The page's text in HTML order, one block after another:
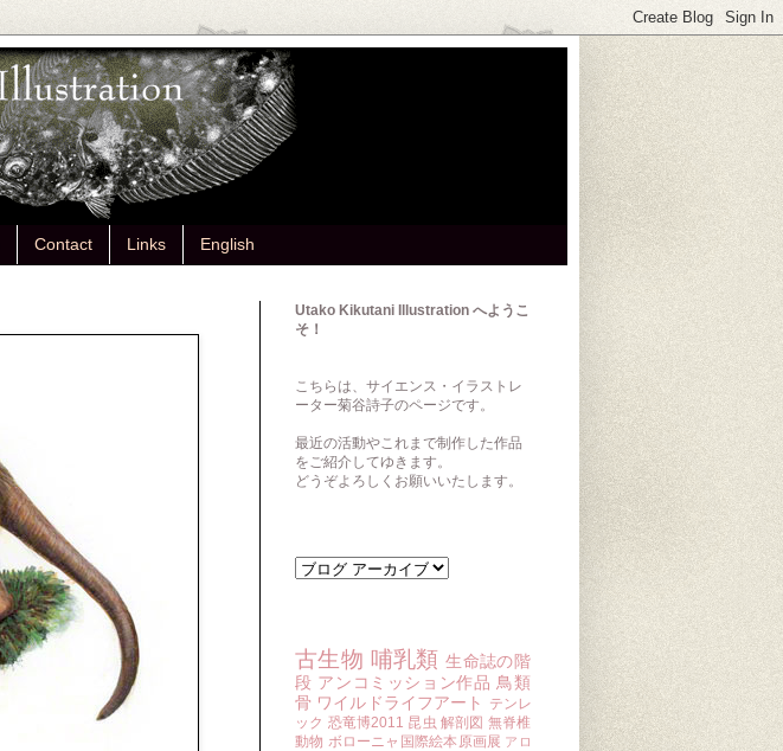
Contact Links English
Utako Kikutani Illustration へようこ
そ！
こちらは、サイエンス・イラストレ
ーター菊谷詩子のページです。
最近の活動やこれまで制作した作品
をご紹介してゆきます。
どうぞよろしくお願いいたします。
古生物 哺乳類 生命誌の階
段 アンコミッション作品 鳥類
骨 ワイルドライフアート
テンレ
ック 恐竜博2011 昆虫 解剖図 無脊椎
動物 ボローニャ国際絵本原画展 アロ